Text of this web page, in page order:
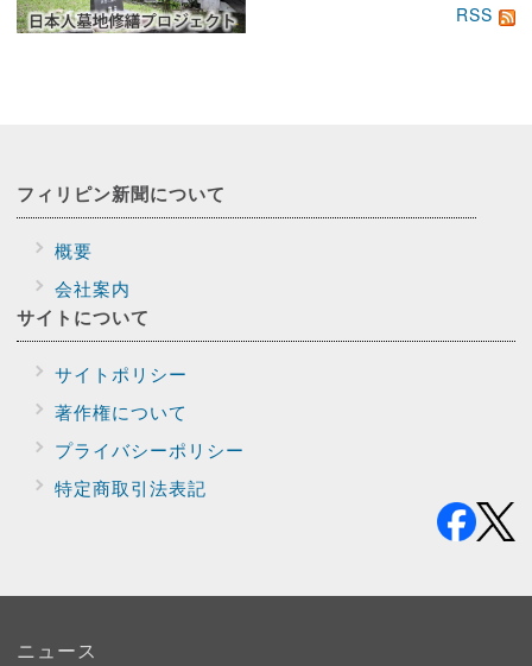
RSS
フィリピン新聞について
概要
会社案内
サイトについて
サイトポリシー
著作権について
プライバシーポリシー
特定商取引法表記
ニュース